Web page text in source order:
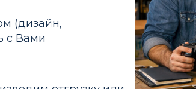
(дизайн,
с Вами